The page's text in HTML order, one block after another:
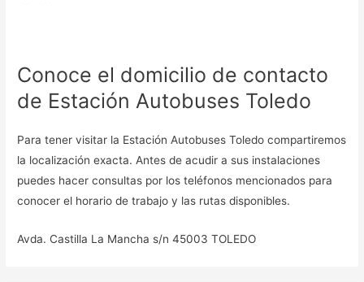
Conoce el domicilio de contacto
de Estación Autobuses Toledo
Para tener visitar la Estación Autobuses Toledo compartiremos
la localización exacta. Antes de acudir a sus instalaciones
puedes hacer consultas por los teléfonos mencionados para
conocer el horario de trabajo y las rutas disponibles.
Avda. Castilla La Mancha s/n 45003 TOLEDO